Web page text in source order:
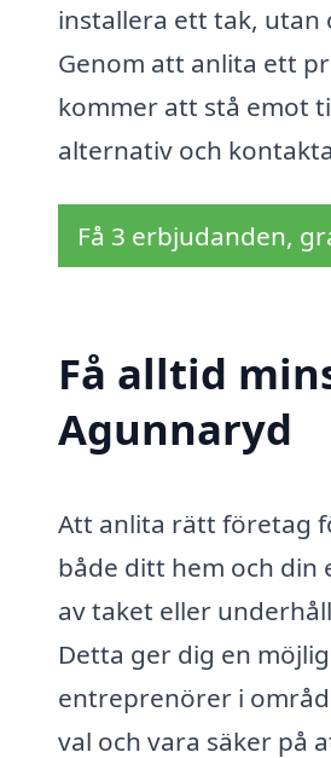
installera ett tak, utan
Genom att anlita ett
kommer att stå emot
alternativ och
Få 3 erbjudanden,
Få alltid
Agunnaryd
Att anlita rätt företag
både ditt hem och din
av taket eller
Detta ger dig en
entreprenörer i
val och vara säker på